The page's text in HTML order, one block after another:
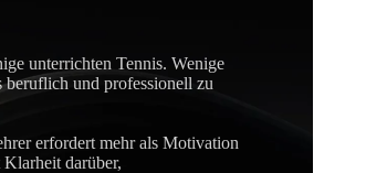
unterrichten Tennis. Wenige
beruflich und professionell zu
erfordert mehr als Motivation
darüber,